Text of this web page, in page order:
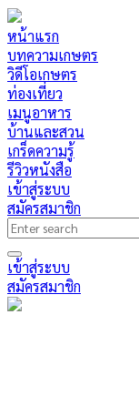
หน้าแรก
บทความเกษตร
วิดีโอเกษตร
ท่องเที่ยว
เมนูอาหาร
บ้านและสวน
เกร็ดความรู้
รีวิวหนังสือ
เข้าสู่ระบบ
สมัครสมาชิก
เข้าสู่ระบบ
สมัครสมาชิก